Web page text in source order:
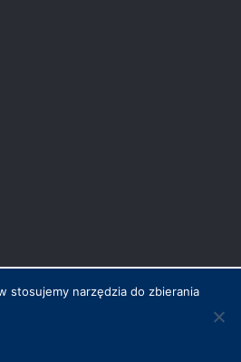
stosujemy narzędzia do zbierania